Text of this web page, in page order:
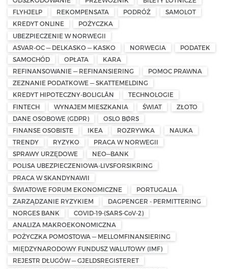
FLYHJELP
REKOMPENSATA PODRÓŻ
SAMOLOT
KREDYT ONLINE
POŻYCZKA
UBEZPIECZENIE W NORWEGII
ASVAR-OC — DELKASKO — KASKO
NORWEGIA
PODATEK
SAMOCHÓD
OPŁATA
KARA
REFINANSOWANIE — REFINANSIERING
POMOC PRAWNA
ZEZNANIE PODATKOWE — SKATTEMELDING
KREDYT HIPOTECZNY-BOLIGLÅN
TECHNOLOGIE
FINTECH
WYNAJEM MIESZKANIA ŚWIAT
ZŁOTO
DANE OSOBOWE (GDPR)
OSLO BØRS
FINANSE OSOBISTE
IKEA ROZRYWKA
NAUKA
TRENDY
RYZYKO
PRACA W NORWEGII
SPRAWY URZĘDOWE
NEO—BANK
POLISA UBEZPIECZENIOWA-LIVSFORSIKRING
PRACA W SKANDYNAWII
ŚWIATOWE FORUM EKONOMICZNE
PORTUGALIA
ZARZĄDZANIE RYZYKIEM
DAGPENGER - PERMITTERING
NORGES BANK
COVID-19-(SARS-CoV-2)
ANALIZA MAKROEKONOMICZNA
POŻYCZKA POMOSTOWA — MELLOMFINANSIERING
MIĘDZYNARODOWY FUNDUSZ WALUTOWY (IMF)
REJESTR DŁUGÓW — GJELDSREGISTERET